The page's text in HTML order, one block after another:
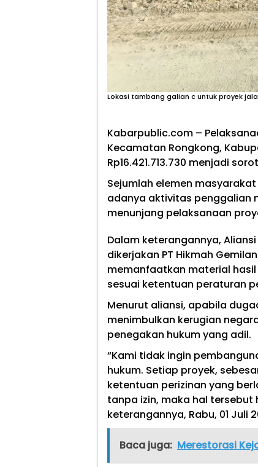
Lokasi tambang galian c untuk proyek
Kabarpublic.com –
Kecamatan Rongkong,
Rp16.421.713.730 menjadi
Sejumlah elemen
adanya aktivitas penggalian
menunjang pelaksanaan
Dalam keterangannya,
dikerjakan PT Hikmah
memanfaatkan material
sesuai ketentuan peraturan
Menurut aliansi, apabila
menimbulkan kerugian
penegakan hukum yang adil.
“Kami tidak ingin
hukum. Setiap proyek,
ketentuan perizinan yang
tanpa izin, maka hal tersebut
keterangannya, Rabu, 01 Juli
Baca juga: Merestorasi